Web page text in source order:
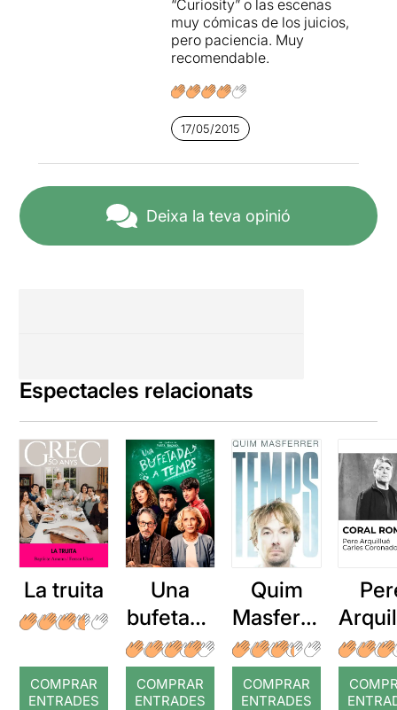
“Curiosity” o las escenas
muy cómicas de los juicios,
pero paciencia. Muy
recomendable.
17/05/2015
Deixa la teva opinió
Espectacles relacionats
La truita
COMPRAR
ENTRADES
Una
bufetada
a temps
COMPRAR
ENTRADES
Quim
Masferre
r: Temps
COMPRAR
ENTRADES
: